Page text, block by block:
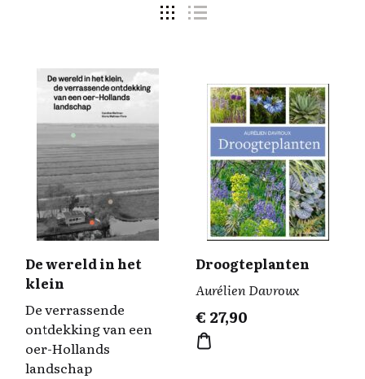
De wereld in het
klein
De verrassende
ontdekking van een
oer-Hollands
landschap
Droogteplanten
Aurélien Davroux
€ 27,90